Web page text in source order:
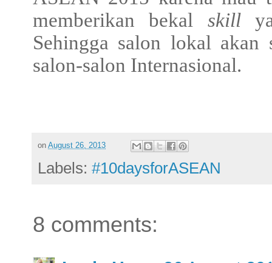
memberikan bekal skill
Sehingga salon lokal akan
salon-salon Internasional.
on August 26, 2013
Labels: #10daysforASEAN
8 comments: